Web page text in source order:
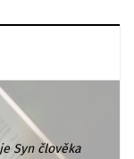
Syn člověka